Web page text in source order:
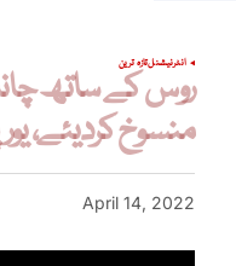
انٹرنیشنلتازہ ترین
روس کے ساتھ
منسوخ کردیئے،
April 14, 2022